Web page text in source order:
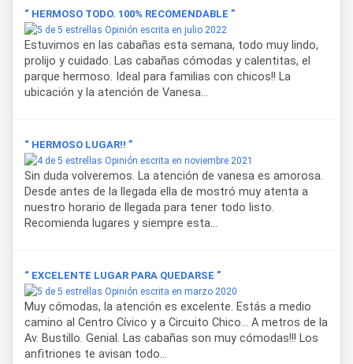
“ HERMOSO TODO. 100% RECOMENDABLE ”
Opinión escrita en julio 2022
Estuvimos en las cabañas esta semana, todo muy lindo,
prolijo y cuidado. Las cabañas cómodas y calentitas, el
parque hermoso. Ideal para familias con chicos!! La
ubicación y la atención de Vanesa...
“ HERMOSO LUGAR!! ”
Opinión escrita en noviembre 2021
Sin duda volveremos. La atención de vanesa es amorosa.
Desde antes de la llegada ella de mostró muy atenta a
nuestro horario de llegada para tener todo listo.
Recomienda lugares y siempre esta...
“ EXCELENTE LUGAR PARA QUEDARSE ”
Opinión escrita en marzo 2020
Muy cómodas, la atención es excelente. Estás a medio
camino al Centro Cívico y a Circuito Chico... A metros de la
Av. Bustillo. Genial. Las cabañas son muy cómodas!!! Los
anfitriones te avisan todo...